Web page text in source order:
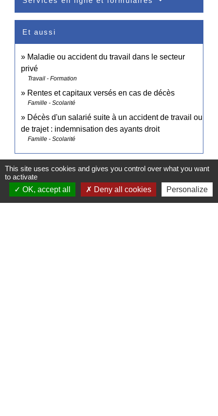
Et aussi
Maladie ou accident du travail dans le secteur
privé
Travail - Formation
Rentes et capitaux versés en cas de décès
Famille - Scolarité
Décès d'un salarié suite à un accident de travail ou
de trajet : indemnisation des ayants droit
Famille - Scolarité
Signaler une erreur sur cette page
This site uses cookies and gives you control over what you want
to activate
OK, accept all
Deny all cookies Personalize